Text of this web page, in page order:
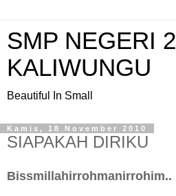
SMP NEGERI 2
KALIWUNGU
Beautiful In Small
Kamis, 18 November 2010
SIAPAKAH DIRIKU
Bissmillahirrohmanirrohim..